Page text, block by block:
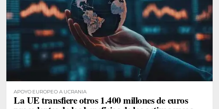
APOYO EUROPEO A UCRANIA
La UE transfiere otros 1.400 millones de euros